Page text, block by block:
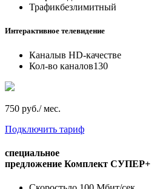
Трафикбезлимитный
Интерактивное телевидение
Каналыв HD-качестве
Кол-во каналов130
750 руб./ мес.
Подключить тариф
специальное
предложение Комплект СУПЕР+